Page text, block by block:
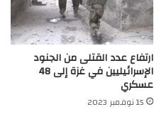
ارتفاع عدد القتلى من الجنود
الإسرائيليين في غزة إلى 48
عسكري
15 نوفمبر 2023